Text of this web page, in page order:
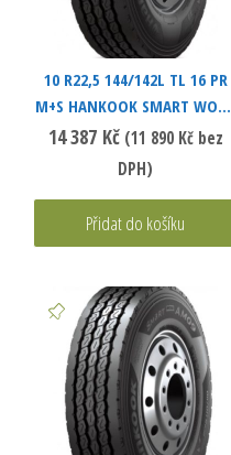
10 R22,5 144/142L TL 16 PR
M+S HANKOOK SMART WORK
AM09
14 387 Kč (11 890 Kčbez
DPH)
Přidat do košíku